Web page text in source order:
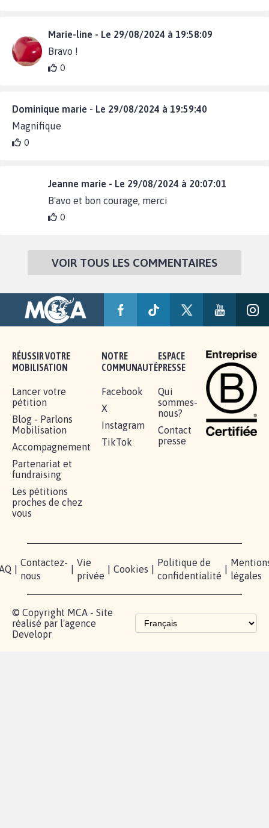
Marie-line - Le 29/08/2024 à 19:58:09
Bravo !
0
Dominique marie - Le 29/08/2024 à 19:59:40
Magnifique
0
Jeanne marie - Le 29/08/2024 à 20:07:01
B'avo et bon courage, merci
0
VOIR TOUS LES COMMENTAIRES
RÉUSSIR VOTRE
MOBILISATION
Lancer votre
pétition
Blog - Parlons
Mobilisation
Accompagnement
Partenariat et
fundraising
Les pétitions
proches de chez
vous
NOTRE
COMMUNAUTÉ
Facebook
X
Instagram
TikTok
ESPACE
PRESSE
Qui
sommes-
nous?
Contact
presse
Contactez-
nous
Vie
privée
Cookies
Politique de
confidentialité
légales
© Copyright MCA - Site
réalisé par l'agence
Developr